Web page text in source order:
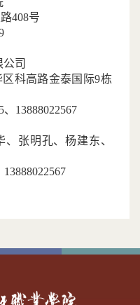
408号
司
科高路金泰国际9栋
、13888022567
张明孔、杨建东、
13888022567